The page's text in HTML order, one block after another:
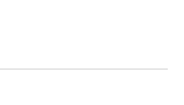
El resultado es